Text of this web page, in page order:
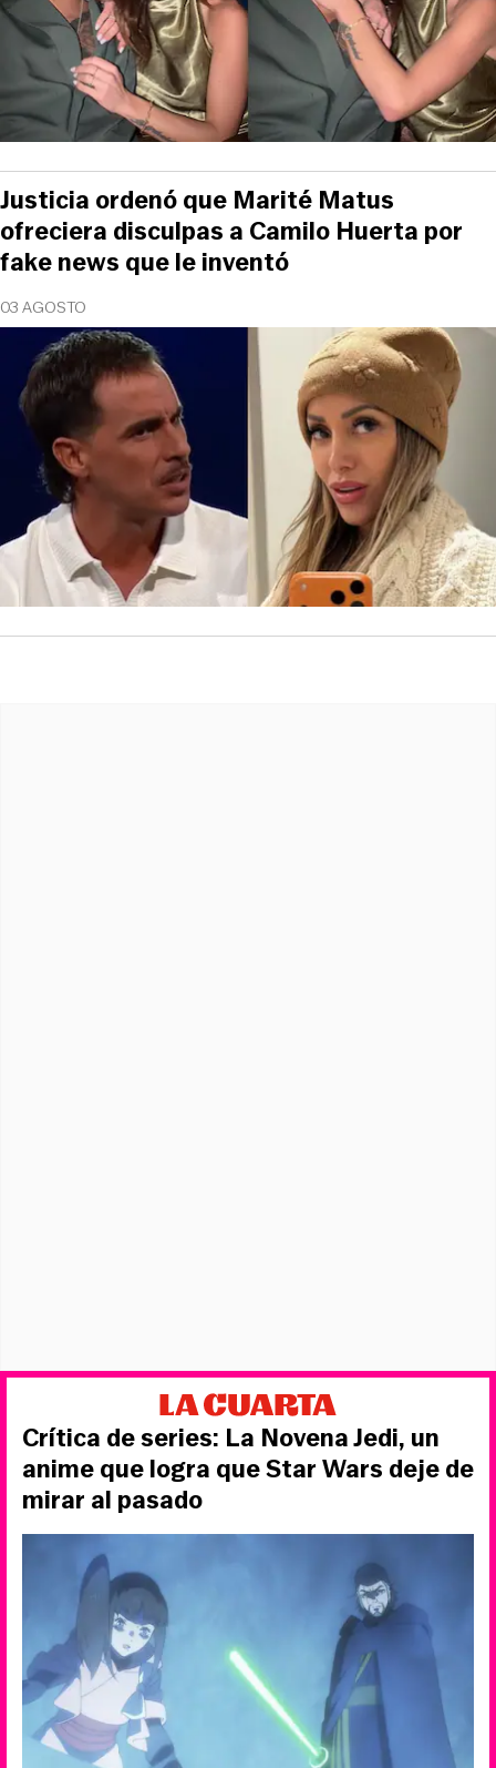
03 AGOSTO
Justicia ordenó que Marité Matus
ofreciera disculpas a Camilo Huerta por
fake news que le inventó
Crítica de series: La Novena Jedi, un
anime que logra que Star Wars deje de
mirar al pasado